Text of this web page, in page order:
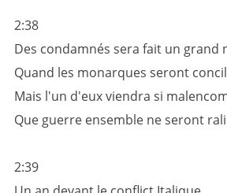
2:38
Des condamnés sera fait un grand
Quand les monarques seront
Mais l'un d'eux viendra si
Que guerre ensemble ne seront
2:39